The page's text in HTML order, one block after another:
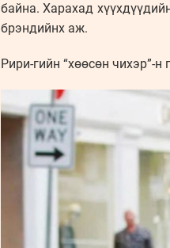
байна. Харахад
брэндийнх аж.
Рири-гийн “хөөсөн чихэр”-